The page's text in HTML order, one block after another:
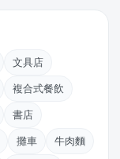
文具店
複合式餐飲
書店
攤車
牛肉麵